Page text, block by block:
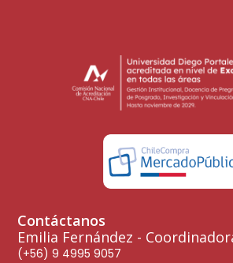
Contáctanos
Emilia Fernández -
(+56) 9 4995 9057